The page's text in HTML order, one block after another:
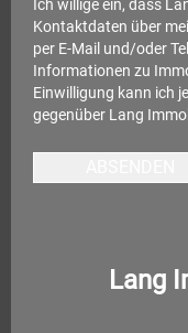
Ich willige ein, dass
Kontaktdaten über
per E-Mail und/oder
Informationen zu
Einwilligung kann ich
gegenüber Lang
Lang